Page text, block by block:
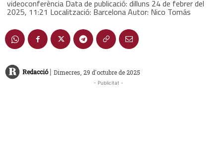
videoconferència Data de publicació: dilluns 24 de febrer del
2025, 11:21 Localització: Barcelona Autor: Nico Tomás
Redacció | Dimecres, 29 d'octubre de 2025
- Publicitat -